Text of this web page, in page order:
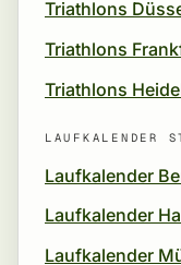
Triathlons
Triathlons
Triathlons
LAUFKALENDER
Laufkalender
Laufkalender
Laufkalender